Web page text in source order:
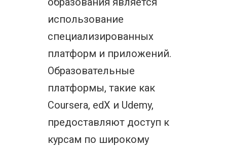
использование
специализированных
платформ и приложений.
Образовательные
платформы, такие как
Coursera, edX и Udemy,
предоставляют доступ к
курсам по широкому